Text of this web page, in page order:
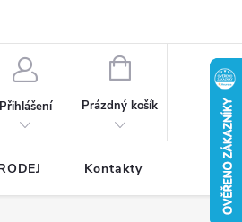
Přihlášení
NÁKUPNÍ
Prázdný košík
Kontakty